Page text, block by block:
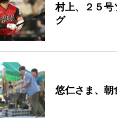
村上、２５
グ
悠仁さま、朝